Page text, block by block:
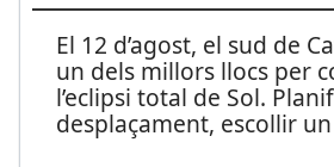
El 12 d’agost, el sud de
un dels millors llocs per
l’eclipsi total de Sol.
desplaçament, escollir